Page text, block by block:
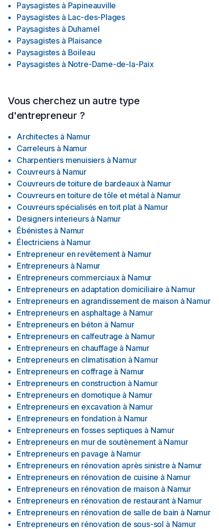
Paysagistes à Papineauville
Paysagistes à Lac-des-Plages
Paysagistes à Duhamel
Paysagistes à Plaisance
Paysagistes à Boileau
Paysagistes à Notre-Dame-de-la-Paix
Vous cherchez un autre type
d'entrepreneur ?
Architectes à Namur
Carreleurs à Namur
Charpentiers menuisiers à Namur
Couvreurs à Namur
Couvreurs de toiture de bardeaux à Namur
Couvreurs en toiture de tôle et métal à Namur
Couvreurs spécialisés en toit plat à Namur
Designers interieurs à Namur
Ébénistes à Namur
Électriciens à Namur
Entrepreneur en revêtement à Namur
Entrepreneurs à Namur
Entrepreneurs commerciaux à Namur
Entrepreneurs en adaptation domiciliaire à Namur
Entrepreneurs en agrandissement de maison à Namur
Entrepreneurs en asphaltage à Namur
Entrepreneurs en béton à Namur
Entrepreneurs en calfeutrage à Namur
Entrepreneurs en chauffage à Namur
Entrepreneurs en climatisation à Namur
Entrepreneurs en coffrage à Namur
Entrepreneurs en construction à Namur
Entrepreneurs en domotique à Namur
Entrepreneurs en excavation à Namur
Entrepreneurs en fondation à Namur
Entrepreneurs en fosses septiques à Namur
Entrepreneurs en mur de soutènement à Namur
Entrepreneurs en pavage à Namur
Entrepreneurs en rénovation après sinistre à Namur
Entrepreneurs en rénovation de cuisine à Namur
Entrepreneurs en rénovation de maison à Namur
Entrepreneurs en rénovation de restaurant à Namur
Entrepreneurs en rénovation de salle de bain à Namur
Entrepreneurs en rénovation de sous-sol à Namur